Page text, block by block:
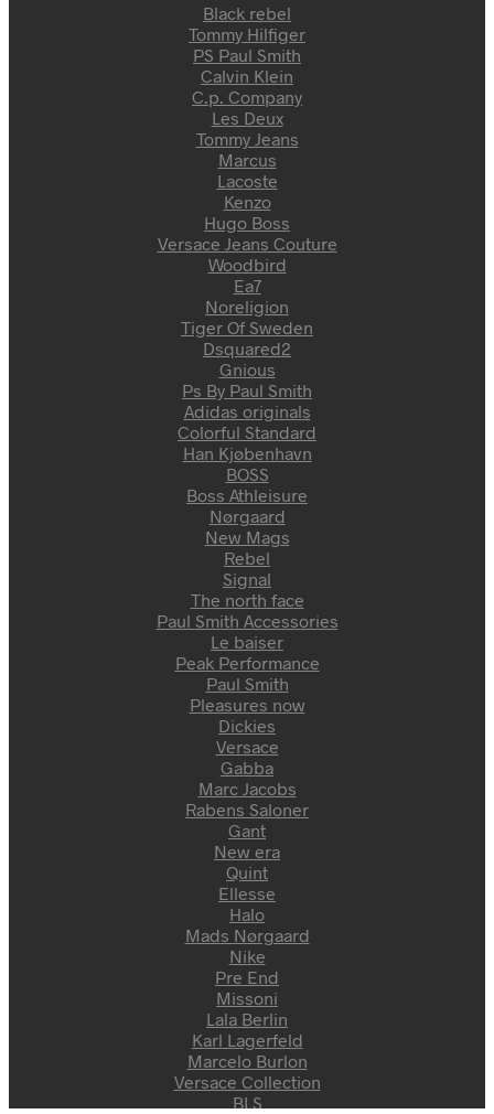
Black rebel
Tommy Hilfiger
PS Paul Smith
Calvin Klein
C.p. Company
Les Deux
Tommy Jeans
Marcus
Lacoste
Kenzo
Hugo Boss
Versace Jeans Couture
Woodbird
Ea7
Noreligion
Tiger Of Sweden
Dsquared2
Gnious
Ps By Paul Smith
Adidas originals
Colorful Standard
Han Kjøbenhavn
BOSS
Boss Athleisure
Nørgaard
New Mags
Rebel
Signal
The north face
Paul Smith Accessories
Le baiser
Peak Performance
Paul Smith
Pleasures now
Dickies
Versace
Gabba
Marc Jacobs
Rabens Saloner
Gant
New era
Quint
Ellesse
Halo
Mads Nørgaard
Nike
Pre End
Missoni
Lala Berlin
Karl Lagerfeld
Marcelo Burlon
Versace Collection
BLS